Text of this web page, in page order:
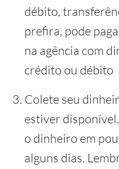
débito,
prefira, pode
na agência com
crédito ou débito
Colete seu
estiver
o dinheiro em
alguns dias.